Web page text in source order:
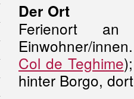
Der Ort
Ferienort an
Einwohner/
Col de Teghime
hinter Borgo,